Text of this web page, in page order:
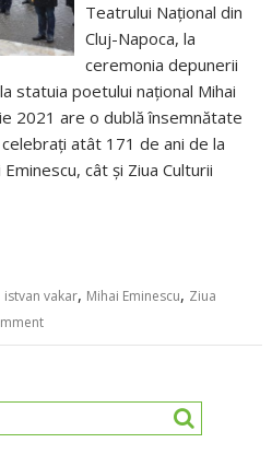
Teatrului Național din
Cluj-Napoca, la
ceremonia depunerii
statuia poetului național Mihai
2021 are o dublă însemnătate
atât 171 de ani de la
cât și Ziua Culturii
istvan vakar, Mihai Eminescu, Ziua